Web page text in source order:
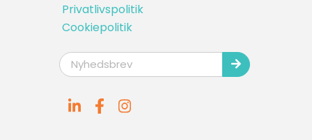
Privatlivspolitik
Cookiepolitik